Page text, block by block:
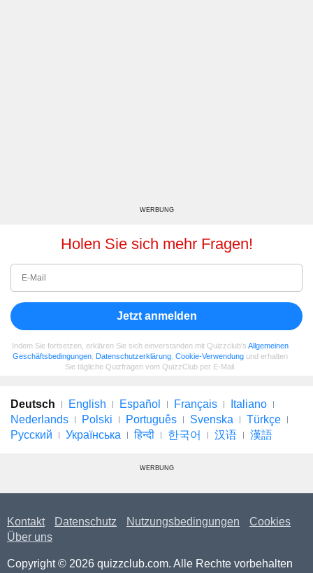
WERBUNG
Holen Sie sich mehr Fragen!
Jetzt anmelden
Indem Sie fortsetzen, erklären Sie sich einverstanden mit Quizzclub's Allgemeinen
Geschäftsbedingungen Datenschutzerklärung Cookie-Verwendung und erhalten
Sie tägliche Quizfragen vom QuizzClub per E-Mail.
Deutsch English Español Français
Italiano
Nederlands
Polski Português Svenska
Türkçe
Русский
Українська हिन्दी 한국어 汉语 漢語
WERBUNG
Kontakt Datenschutz Nutzungsbedingungen
Cookies
Über uns
Copyright © 2026 quizzclub.com. Alle Rechte vorbehalten